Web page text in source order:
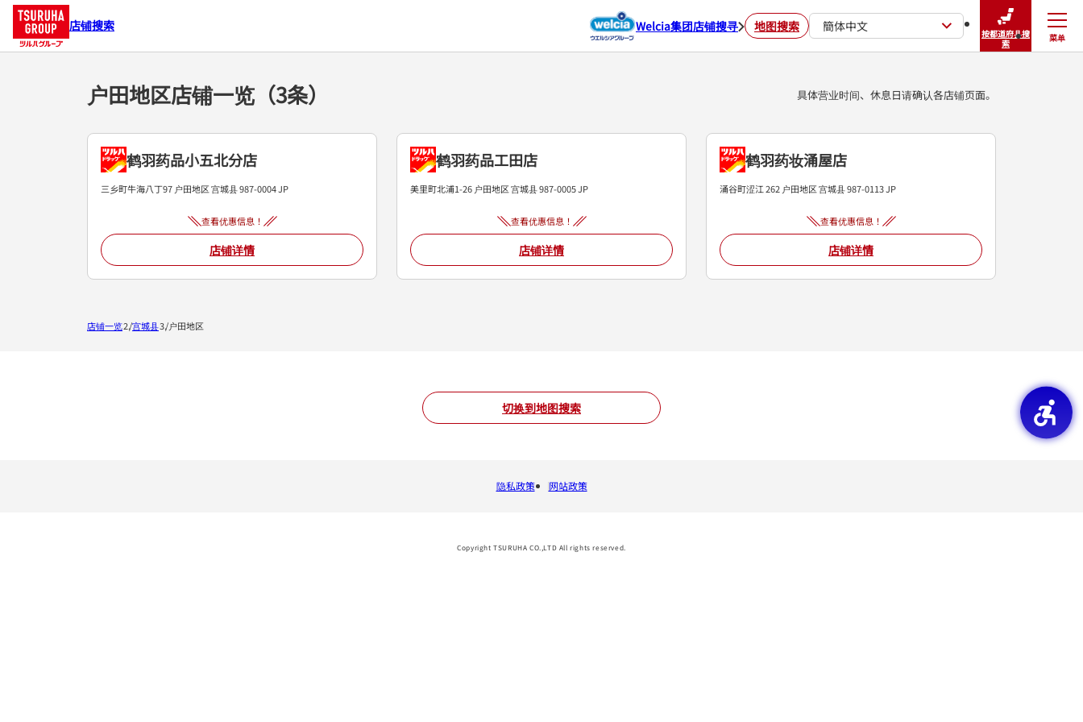
店铺搜索 Welcia集团店铺搜寻 地图搜索 簡体中文
按都道府县搜
索
菜单
关闭
户田地区店铺一览（3条） 具体营业时间、休息日请确认各店铺页面。
鹤羽药品小五北分店
三乡町牛海八丁97 户田地区宫城县987-0004JP
查看优惠信息！
店铺详情
鹤羽药品工田店
美里町北浦1-26 户田地区宫城县987-0005JP
查看优惠信息！
店铺详情
鹤羽药妆涌屋店
涌谷町涩江 262 户田地区宫城县987-0113JP
查看优惠信息！
店铺详情
切换到地图搜索
店铺一览 宫城县 户田地区
隐私政策 网站政策
Copyright TSURUHA CO.,LTD All rights reserved.